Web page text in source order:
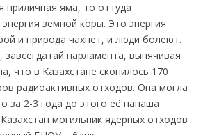
приличная яма, то оттуда
земной коры. Это энергия
и природа чахнет, и люди болеют.
парламента, выпячивая
что в Казахстане скопилось 170
радиоактивных отходов. Она могла
за 2-3 года до этого её папаша
могильник ядерных отходов